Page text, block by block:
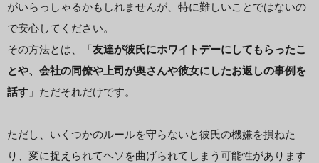
がいらっしゃるかもしれませんが、特に難しいことではないの
で安心してください。
その方法とは、「友達が彼氏にホワイトデーにしてもらったこ
とや、会社の同僚や上司が奥さんや彼女にしたお返しの事例を
話す 」ただそれだけです。
ただし、いくつかのルールを守らないと彼氏の機嫌を損ねた
り、変に捉えられてヘソを曲げられてしまう可能性があります